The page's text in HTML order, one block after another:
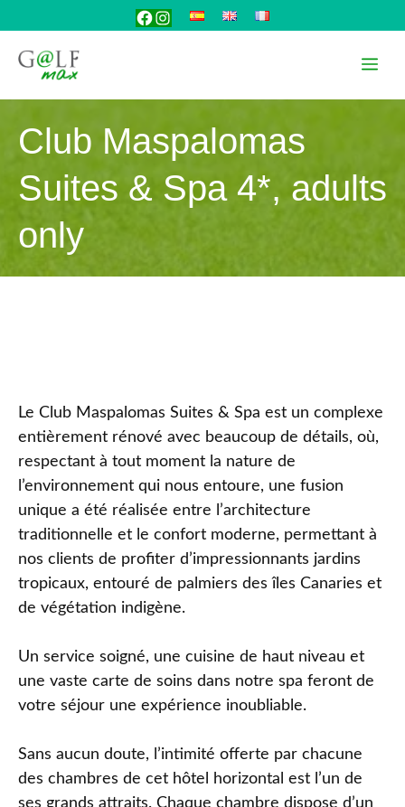
au
contenu
Facebook
Instagram
Club Maspalomas
Suites & Spa 4*, adults
only
Le Club Maspalomas Suites & Spa est un complexe
entièrement rénové avec beaucoup de détails, où,
respectant à tout moment la nature de
l’environnement qui nous entoure, une fusion
unique a été réalisée entre l’architecture
traditionnelle et le confort moderne, permettant à
nos clients de profiter d’impressionnants jardins
tropicaux, entouré de palmiers des îles Canaries et
de végétation indigène.
Un service soigné, une cuisine de haut niveau et
une vaste carte de soins dans notre spa feront de
votre séjour une expérience inoubliable.
Sans aucun doute, l’intimité offerte par chacune
des chambres de cet hôtel horizontal est l’un de
ses grands attraits. Chaque chambre dispose d’un